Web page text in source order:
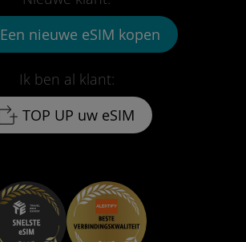
Ik ben al klant:
TOP UP uw eSIM
Een nieuwe eSIM kopen